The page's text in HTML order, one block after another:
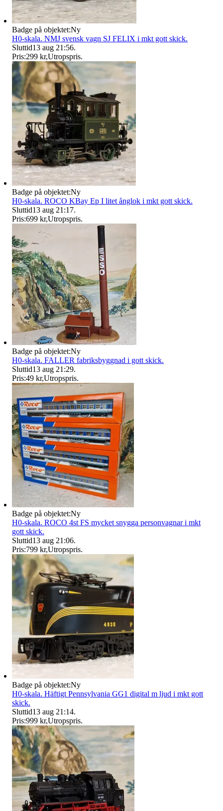
Badge på objektet:Ny
H0-skala. NMJ svensk vagn SJ FELIX i mkt gott skick.
Sluttid13 aug 21:56.
Pris:299 kr,Utropspris.
Badge på objektet:Ny
H0-skala. ROCO KBay Ep I litet ånglok i mkt gott skick.
Sluttid13 aug 21:17.
Pris:699 kr,Utropspris.
Badge på objektet:Ny
H0-skala. FALLER fabriksbyggnad i gott skick.
Sluttid13 aug 21:29.
Pris:49 kr,Utropspris.
Badge på objektet:Ny
H0-skala. ROCO 4st FS mycket snygga personvagnar i mkt
gott skick.
Sluttid13 aug 21:06.
Pris:799 kr,Utropspris.
Badge på objektet:Ny
H0-skala. Häftigt Pennsylvania GG1 digital m ljud i mkt gott
skick.
Sluttid13 aug 21:14.
Pris:999 kr,Utropspris.